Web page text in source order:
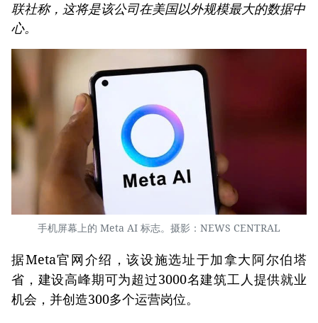
联社称，这将是该公司在美国以外规模最大的数据中
心。
手机屏幕上的 Meta AI 标志。摄影：NEWS CENTRAL
据Meta官网介绍，该设施选址于加拿大阿尔伯塔
省，建设高峰期可为超过3000名建筑工人提供就业
机会，并创造300多个运营岗位。